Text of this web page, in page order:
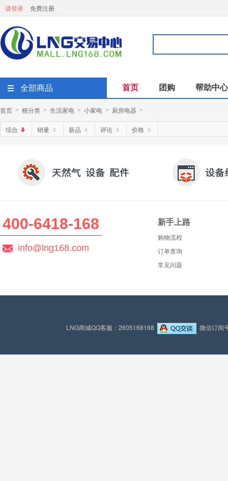
请登录 免费注册
全部商品 首页 团购 帮助中心
首页 > 根分类 > 生活家电 > 小家电 > 厨房电器 >
综合 销量 新品 评论 价格
400-6418-168
info@lng168.com
新手上路
购物流程
订单查询
常见问题
LNG商城QQ客服：2605168168 微信订阅